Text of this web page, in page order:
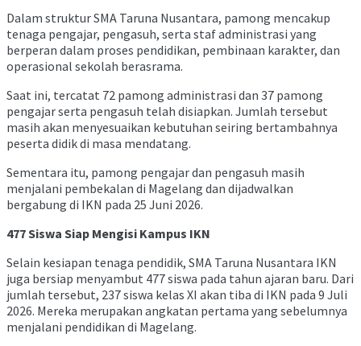
Dalam struktur SMA Taruna Nusantara, pamong mencakup
tenaga pengajar, pengasuh, serta staf administrasi yang
berperan dalam proses pendidikan, pembinaan karakter, dan
operasional sekolah berasrama.
Saat ini, tercatat 72 pamong administrasi dan 37 pamong
pengajar serta pengasuh telah disiapkan. Jumlah tersebut
masih akan menyesuaikan kebutuhan seiring bertambahnya
peserta didik di masa mendatang.
Sementara itu, pamong pengajar dan pengasuh masih
menjalani pembekalan di Magelang dan dijadwalkan
bergabung di IKN pada 25 Juni 2026.
477 Siswa Siap Mengisi Kampus IKN
Selain kesiapan tenaga pendidik, SMA Taruna Nusantara IKN
juga bersiap menyambut 477 siswa pada tahun ajaran baru. Dari
jumlah tersebut, 237 siswa kelas XI akan tiba di IKN pada 9 Juli
2026. Mereka merupakan angkatan pertama yang sebelumnya
menjalani pendidikan di Magelang.